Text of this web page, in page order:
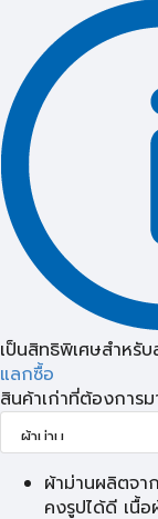
เป็นสิทธิพิเศษสำหรั
แลกซื้อ
สินค้าเก่าที่ต้องการ
ผ้าม่านผลิตจ
คงรูปได้ดี เนื้